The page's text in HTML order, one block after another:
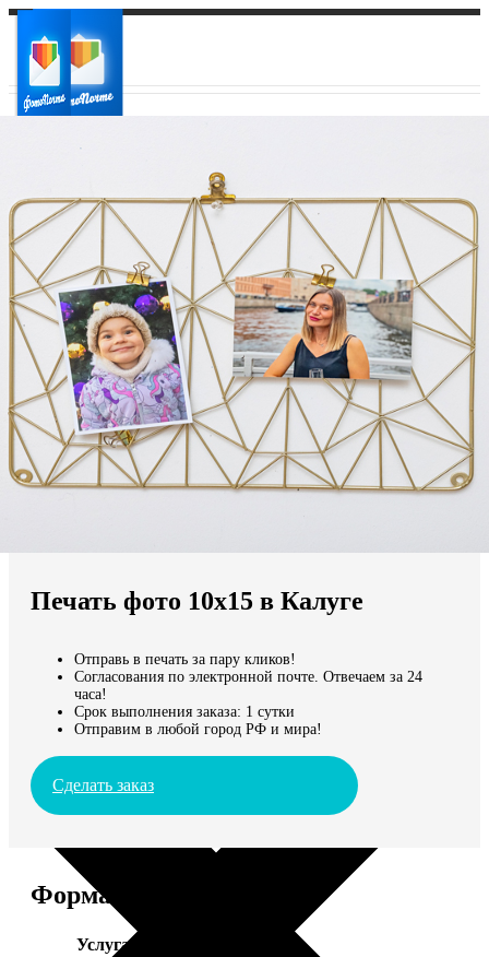
Ваш город:
Ваш регион доставки
Выберите из списка:
Мы доставляем по всему миру
Продолжить без города
Печать фото 10х15 в Калуге
Отправь в печать за пару кликов!
Согласования по электронной почте. Отвечаем за 24
часа!
Срок выполнения заказа: 1 сутки
Отправим в любой город РФ и мира!
Сделать заказ
Форматы и цены
Услуга